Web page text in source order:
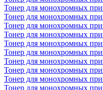
Тонер для монохромных
Тонер для монохромных
Тонер для монохромных
Тонер для монохромных
Тонер для монохромных
Тонер для монохромных
Тонер для монохромных
Тонер для монохромных
Тонер для монохромных
Тонер для монохромных